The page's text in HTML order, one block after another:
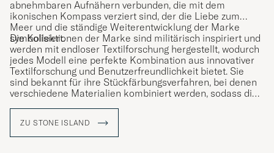
abnehmbaren Aufnähern verbunden, die mit dem
ikonischen Kompass verziert sind, der die Liebe zum
Meer und die ständige Weiterentwicklung der Marke
symbolisiert.
Die Kollektionen der Marke sind militärisch inspiriert und
werden mit endloser Textilforschung hergestellt, wodurch
jedes Modell eine perfekte Kombination aus innovativer
Textilforschung und Benutzerfreundlichkeit bietet. Sie
sind bekannt für ihre Stückfärbungsverfahren, bei denen
verschiedene Materialien kombiniert werden, sodass die
ZU STONE ISLAND